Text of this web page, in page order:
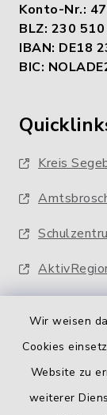
Wir weisen
Cookies
Website zu
weiterer
Konto-Nr.:
BLZ: 230
IBAN: DE18
BIC:
Kreis